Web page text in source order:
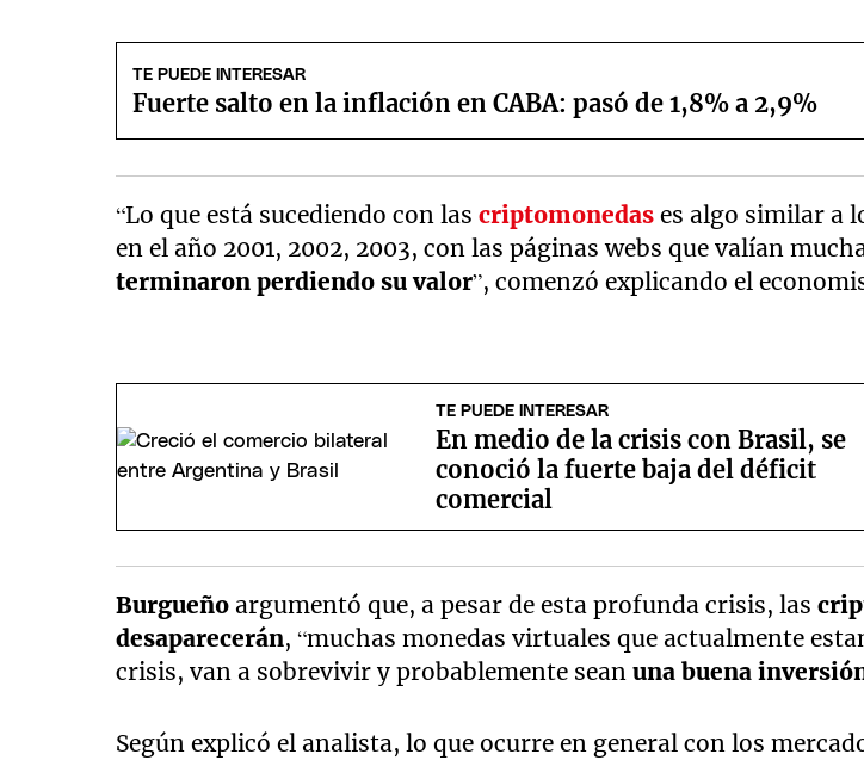
TE PUEDE INTERESAR
Fuerte salto en la inflación en CABA: pasó de 1,8% a 2,9%
“Lo que está sucediendo con lascriptomonedas es algo similar a
en el año 2001, 2002, 2003, con las páginas webs que valían
terminaron perdiendo su valor”, comenzó explicando el
TE PUEDE INTERESAR
En medio de la crisis con Brasil, se
conoció la fuerte baja del déficit
comercial
Burgueño argumentó que, a pesar de esta profunda crisis, las
desaparecerán, “muchas monedas virtuales que actualmente
crisis, van a sobrevivir y probablemente seanuna buena
Según explicó el analista, lo que ocurre en general con los